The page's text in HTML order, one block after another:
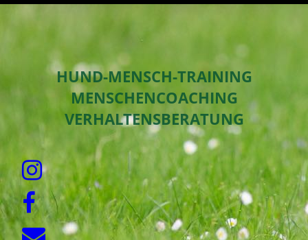
HUND-MENSCH-TRAINING
MENSCHENCOACHING
VERHALTENSBERATUNG